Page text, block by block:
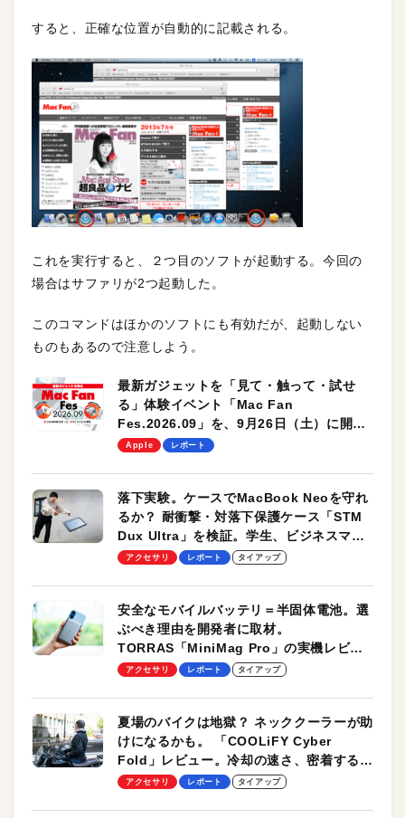
すると、正確な位置が自動的に記載される。
これを実行すると、２つ目のソフトが起動する。今回の
場合はサファリが2つ起動した。
このコマンドはほかのソフトにも有効だが、起動しない
ものもあるので注意しよう。
最新ガジェットを「見て・触って・試せ
る」体験イベント「Mac Fan
Fes.2026.09」を、9月26日（土）に開催
します！
Apple レポート
落下実験。ケースでMacBook Neoを守れ
るか？ 耐衝撃・対落下保護ケース「STM
Dux Ultra」を検証。学生、ビジネスマン
のモバイルユースに最適！
アクセサリ レポート タイアップ
安全なモバイルバッテリ＝半固体電池。選
ぶべき理由を開発者に取材。
TORRAS「MiniMag Pro」の実機レビュ
ーも
アクセサリ レポート タイアップ
夏場のバイクは地獄？ ネッククーラーが助
けになるかも。 「COOLiFY Cyber
Fold」レビュー。冷却の速さ、密着する冷
却プレート、シンプルな操作性がグッド！
アクセサリ レポート タイアップ